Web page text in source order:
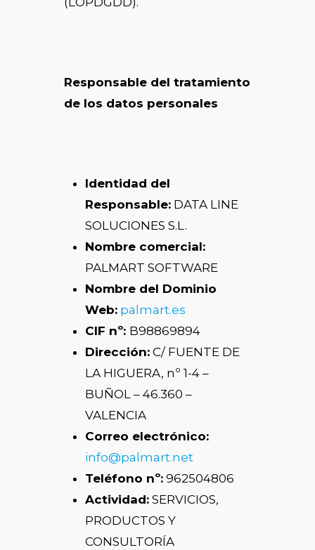
Responsable del tratamiento
de los datos personales
Identidad del
Responsable:DATA LINE
SOLUCIONES S.L.
Nombre comercial:
PALMART SOFTWARE
Nombre del Dominio
Web: palmart.es
CIF nº: B98869894
Dirección:C/ FUENTE DE
LA HIGUERA, nº 1-4 –
BUÑOL – 46.360 –
VALENCIA
Correo electrónico:
info@palmart.net
Teléfono nº:962504806
Actividad:SERVICIOS,
PRODUCTOS Y
CONSULTORÍA